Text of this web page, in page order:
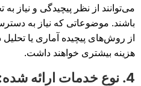
می‌توانند از نظر پیچیدگی و نیاز
باشند. موضوعاتی که نیاز به
از روش‌های پیچیده آماری یا تحلیل
هزینه بیشتری خواهند داشت.
4. نوع خدمات ارائه شده: